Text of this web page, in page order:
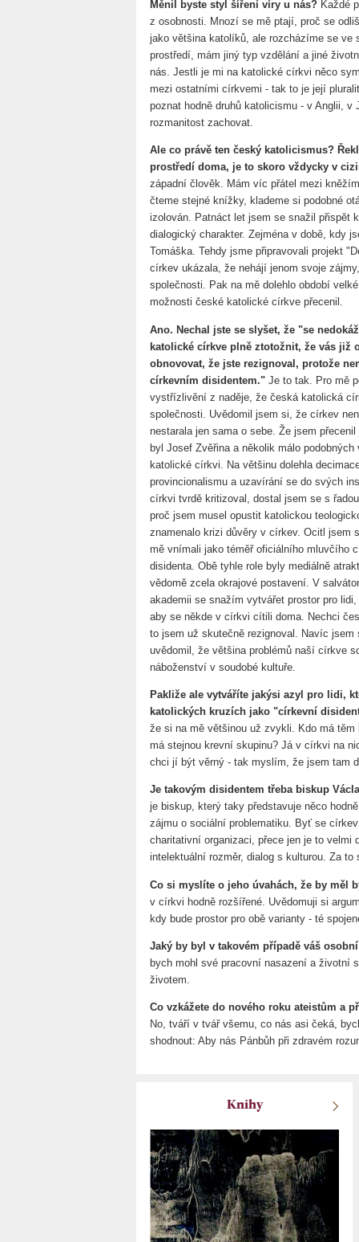
Měnil byste styl šíření víry u nás? Každé
z osobnosti. Mnozí se mě ptají, proč se
jako většina katolíků, ale rozcházíme se ve
prostředí, mám jiný typ vzdělání a jiné
nás. Jestli je mi na katolické církvi něco
mezi ostatními církvemi - tak to je její
poznat hodně druhů katolicismu - v Anglii,
rozmanitost zachovat.
Ale co právě ten český katolicismus?
prostředí doma, je to skoro vždycky v
západní člověk. Mám víc přátel mezi
čteme stejné knížky, klademe si podobné
izolován. Patnáct let jsem se snažil přispět
dialogický charakter. Zejména v době, kdy
Tomáška. Tehdy jsme připravovali projekt
církev ukázala, že nehájí jenom svoje
společnosti. Pak na mě dolehlo období
možnosti české katolické církve přecenil.
Ano. Nechal jste se slyšet, že "se
katolické církve plně ztotožnit, že vás již
obnovovat, že jste rezignoval, protože
církevním disidentem." Je to tak. Pro mě
vystřízlivění z naděje, že česká katolická
společnosti. Uvědomil jsem si, že církev
nestarala jen sama o sebe. Že jsem
byl Josef Zvěřina a několik málo
katolické církvi. Na většinu dolehla
provincionalismu a uzavírání se do svých
církvi tvrdě kritizoval, dostal jsem se s
proč jsem musel opustit katolickou
znamenalo krizi důvěry v církev. Ocitl jsem
mě vnímali jako téměř oficiálního mluvčího
disidenta. Obě tyhle role byly mediálně
vědomě zcela okrajové postavení. V
akademii se snažím vytvářet prostor pro
aby se někde v církvi cítili doma. Nechci
to jsem už skutečně rezignoval. Navíc
uvědomil, že většina problémů naší církve
náboženství v soudobé kultuře.
Pakliže ale vytváříte jakýsi azyl pro lidi,
katolických kruzích jako "církevní
že si na mě většinou už zvykli. Kdo má
má stejnou krevní skupinu? Já v církvi na
chci jí být věrný - tak myslím, že jsem tam
Je takovým disidentem třeba biskup
je biskup, který taky představuje něco
zájmu o sociální problematiku. Byť se
charitativní organizaci, přece jen je to velmi
intelektuální rozměr, dialog s kulturou. Za
Co si myslíte o jeho úvahách, že by měl
v církvi hodně rozšířené. Uvědomuji si
kdy bude prostor pro obě varianty - té
Jaký by byl v takovém případě váš
bych mohl své pracovní nasazení a životní
životem.
Co vzkážete do nového roku ateistům a
No, tváří v tvář všemu, co nás asi čeká,
shodnout: Aby nás Pánbůh při zdravém
Knihy